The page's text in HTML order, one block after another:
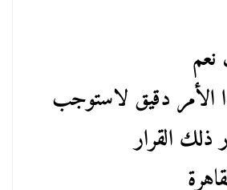
الأمر دقيق لاستوجب
القرار